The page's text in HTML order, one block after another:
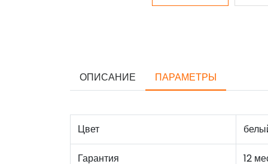
ОПИСАНИЕ ПАРАМЕТРЫ
Цвет
Гарантия 12